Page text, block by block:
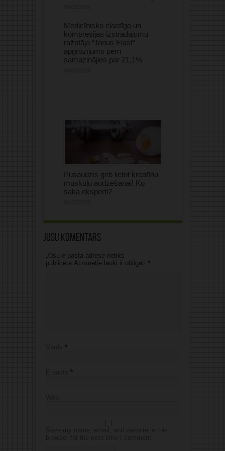
Medicīnisko elastīgo un
kompresijas izstrādājumu
ražotāja “Tonus Elast”
apgrozījums pērn
samazinājies par 21,1%
Pusaudzis grib lietot kreatīnu
muskuļu audzēšanai! Ko
saka eksperti?
Jūsu komentārs
Jūsu e-pasta adrese netiks
publicēta.Atzīmētie lauki ir obligāti *
*
*